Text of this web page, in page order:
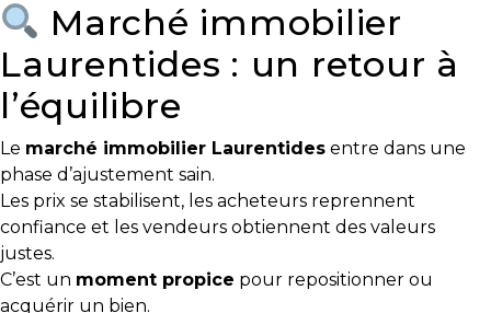
Marché immobilier
Laurentides : un retour à
l’équilibre
Le marché immobilier Laurentides entre dans une
phase d’ajustement sain.
Les prix se stabilisent, les acheteurs reprennent
confiance et les vendeurs obtiennent des valeurs
justes.
C’est un moment propice pour repositionner ou
acquérir un bien.